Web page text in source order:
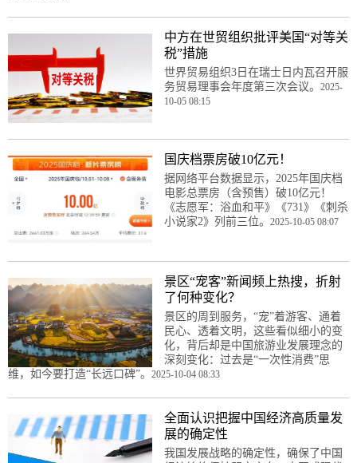
中方在世贸组织批评美国“对等关
税”措施
世界贸易组织3日在瑞士日内瓦召开服
务贸易理事会年度第三次会议。 2025-
10-05 08:15
国庆档票房破10亿元！
据网络平台数据显示，2025年国庆档
电影总票房（含预售）破10亿元！
《志愿军：浴血和平》《731》《刺杀
小说家2》列前三位。 2025-10-05 08:07
景区“宠客”新闻频上热搜，折射
了何种变化？
景区的周到服务，“宠”着游客、通着
民心、透着文明，这些看似细小的变
化，背后却是中国旅游业发展理念的
深刻变化：过去是“一次性消费”思
维，如今要打造“长远口碑”。 2025-10-04 08:33
全面认识把握中国经济高质量发
展的确定性
我国发展战略的确定性，确保了中国